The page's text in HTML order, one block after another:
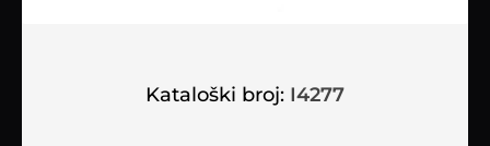
Kataloški broj: I4277